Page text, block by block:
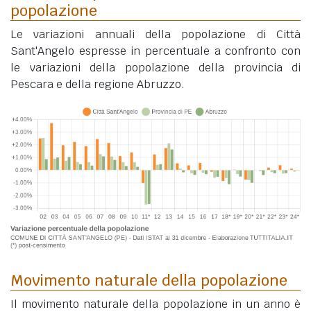
popolazione
Le variazioni annuali della popolazione di Città
Sant'Angelo espresse in percentuale a confronto con
le variazioni della popolazione della provincia di
Pescara e della regione Abruzzo.
Movimento naturale della popolazione
Il movimento naturale della popolazione in un anno è